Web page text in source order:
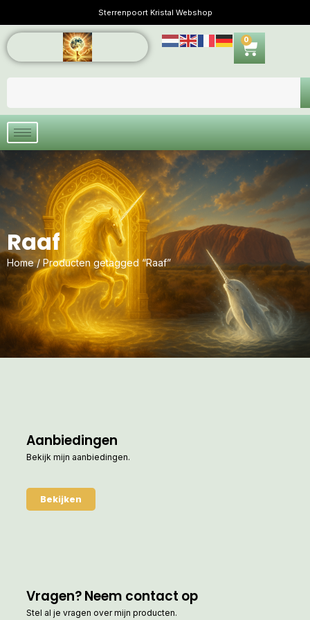
Sterrenpoort Kristal Webshop
0
Raaf
Home/ Producten getagged “Raaf”
Aanbiedingen
Bekijk mijn aanbiedingen.
Bekijken
Vragen? Neem contact op
Stel al je vragen over mijn producten.